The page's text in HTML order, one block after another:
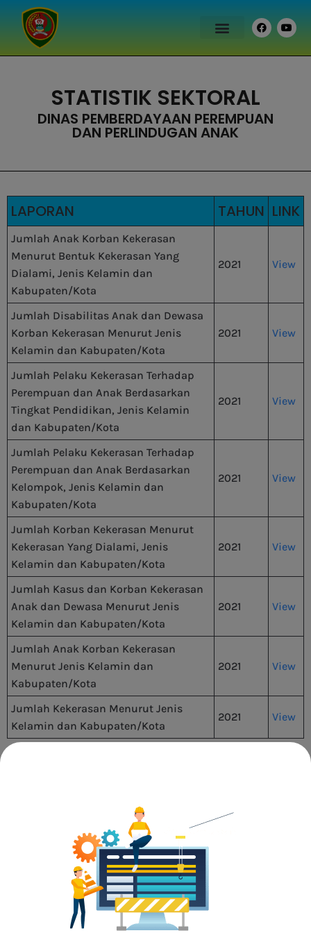
STATISTIK SEKTORAL
DINAS PEMBERDAYAAN PEREMPUAN
DAN PERLINDUGAN ANAK
LAPORAN TAHUN LINK
Jumlah Anak Korban Kekerasan
Menurut Bentuk Kekerasan Yang
Dialami, Jenis Kelamin dan
Kabupaten/Kota
2021 View
Jumlah Disabilitas Anak dan Dewasa
Korban Kekerasan Menurut Jenis
Kelamin dan Kabupaten/Kota
2021 View
Jumlah Pelaku Kekerasan Terhadap
Perempuan dan Anak Berdasarkan
Tingkat Pendidikan, Jenis Kelamin
dan Kabupaten/Kota
2021 View
Jumlah Pelaku Kekerasan Terhadap
Perempuan dan Anak Berdasarkan
Kelompok, Jenis Kelamin dan
Kabupaten/Kota
2021 View
Jumlah Korban Kekerasan Menurut
Kekerasan Yang Dialami, Jenis
Kelamin dan Kabupaten/Kota
2021 View
Jumlah Kasus dan Korban Kekerasan
Anak dan Dewasa Menurut Jenis
Kelamin dan Kabupaten/Kota
2021 View
Jumlah Anak Korban Kekerasan
Menurut Jenis Kelamin dan
Kabupaten/Kota
2021 View
Jumlah Kekerasan Menurut Jenis
Kelamin dan Kabupaten/Kota
2021 View